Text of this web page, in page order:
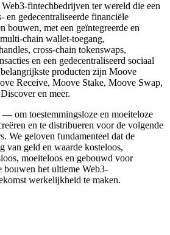
fintechbedrijven ter wereld die een
en gedecentraliseerde financiële
bouwen, met een geïntegreerde en
chain wallet-toegang,
cross-chain tokenswaps,
en een gedecentraliseerd sociaal
producten zijn Moove
Receive, Moove Stake, Moove Swap,
en meer.
om toestemmingsloze en moeiteloze
en te distribueren voor de volgende
We geloven fundamenteel dat de
van geld en waarde kosteloos,
moeiteloos en gebouwd voor
het ultieme Web3-
werkelijkheid te maken.